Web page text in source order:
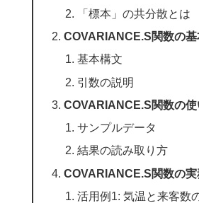
「標本」の共分散とは
COVARIANCE.S関数の
基本構文
引数の説明
COVARIANCE.S関数の使
サンプルデータ
結果の読み取り方
COVARIANCE.S関数の実
活用例1: 気温と来客数